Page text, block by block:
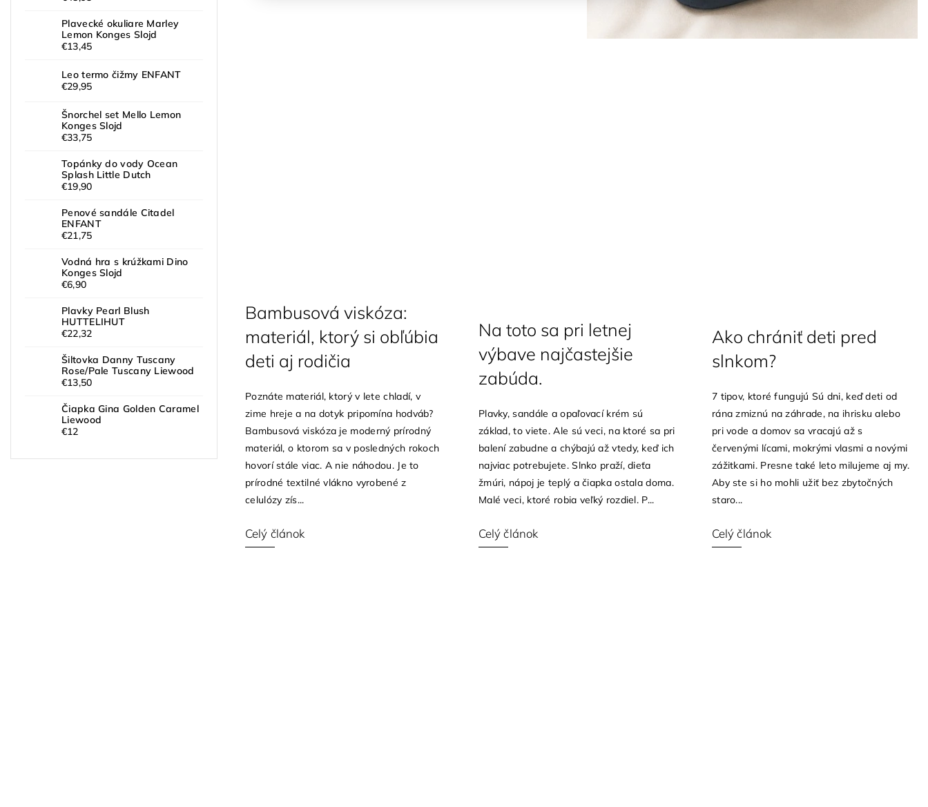
Plavecké okuliare Marley
Lemon Konges Slojd
€13,45
Leo termo čižmy ENFANT
€29,95
Šnorchel set Mello Lemon
Konges Slojd
€33,75
Topánky do vody Ocean
Splash Little Dutch
€19,90
Penové sandále Citadel
ENFANT
€21,75
Vodná hra s krúžkami Dino
Konges Slojd
€6,90
Plavky Pearl Blush
HUTTELIHUT
€22,32
Šiltovka Danny Tuscany
Rose/Pale Tuscany Liewood
€13,50
Čiapka Gina Golden Caramel
Liewood
€12
Bambusová viskóza:
materiál, ktorý si obľúbia
deti aj rodičia
Poznáte materiál, ktorý v lete chladí, v
zime hreje a na dotyk pripomína hodváb?
Bambusová viskóza je moderný prírodný
materiál, o ktorom sa v posledných rokoch
hovorí stále viac. A nie náhodou. Je to
prírodné textilné vlákno vyrobené z
celulózy zís...
Celý článok
Na toto sa pri letnej
výbave najčastejšie
zabúda.
Plavky, sandále a opaľovací krém sú
základ, to viete. Ale sú veci, na ktoré sa pri
balení zabudne a chýbajú až vtedy, keď ich
najviac potrebujete. Slnko praží, dieťa
žmúri, nápoj je teplý a čiapka ostala doma.
Malé veci, ktoré robia veľký rozdiel. P...
Celý článok
Ako chrániť deti pred
slnkom?
7 tipov, ktoré fungujú Sú dni, keď deti od
rána zmiznú na záhrade, na ihrisku alebo
pri vode a domov sa vracajú až s
červenými lícami, mokrými vlasmi a novými
zážitkami. Presne také leto milujeme aj my.
Aby ste si ho mohli užiť bez zbytočných
staro...
Celý článok